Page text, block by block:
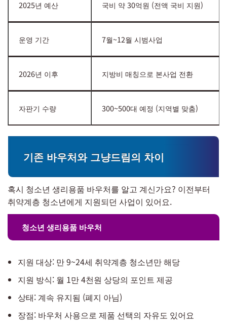
2025년 예산 국비 약 30억원 (전액 국비 지원)
운영 기간 7월~12월 시범사업
2026년 이후 지방비 매칭으로 본사업 전환
자판기 수량 300~500대 예정 (지역별 맞춤)
기존 바우처와 그냥드림의 차이
혹시 청소년 생리용품 바우처를 알고 계신가요? 이전부터
취약계층 청소년에게 지원되던 사업이 있어요.
청소년 생리용품 바우처
지원 대상: 만 9~24세 취약계층 청소년만 해당
지원 방식: 월 1만 4천원 상당의 포인트 제공
상태: 계속 유지됨 (폐지 아님)
장점: 바우처 사용으로 제품 선택의 자유도 있어요